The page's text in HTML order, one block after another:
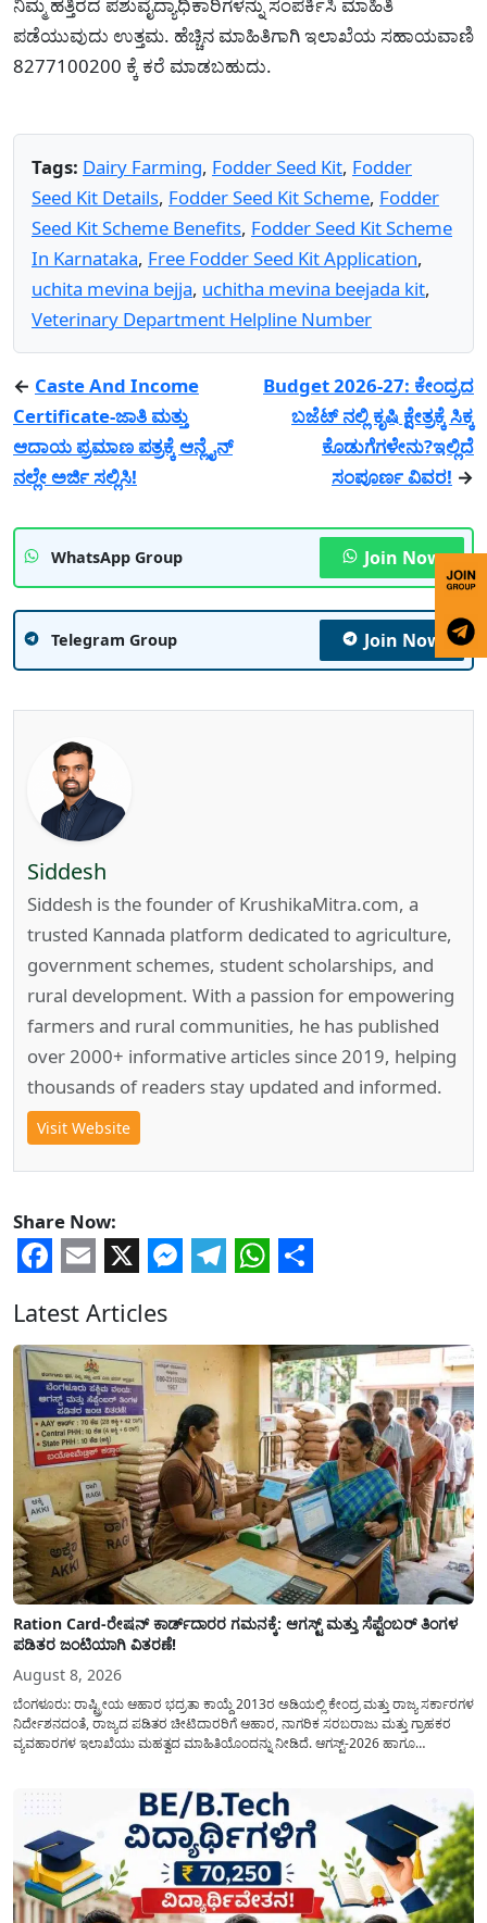
ಪಡೆಯುವುದು ಉತ್ತಮ. ಹೆಚ್ಚಿನ ಮಾಹಿತಿಗಾಗಿ ಇಲಾಖೆಯ ಸಹಾಯವಾಣಿ
8277100200 ಕ್ಕೆ ಕರೆ ಮಾಡಬಹುದು.
Tags: Dairy Farming, Fodder Seed Kit, Fodder
Seed Kit Details, Fodder Seed Kit Scheme, Fodder
Seed Kit Scheme Benefits, Fodder Seed Kit Scheme
In Karnataka, Free Fodder Seed Kit Application,
uchita mevina bejja, uchitha mevina beejada kit,
Veterinary Department Helpline Number
← Caste And Income
Certificate-ಜಾತಿ ಮತ್ತು
ಆದಾಯ ಪ್ರಮಾಣ ಪತ್ರಕ್ಕೆ ಆನ್ಲೈನ್
ನಲ್ಲೇ ಅರ್ಜಿ ಸಲ್ಲಿಸಿ!
Budget 2026-27: ಕೇಂದ್ರದ
ಬಜೆಟ್ ನಲ್ಲಿ ಕೃಷಿ ಕ್ಷೇತ್ರಕ್ಕೆ ಸಿಕ್ಕ
ಕೊಡುಗೆಗಳೇನು?ಇಲ್ಲಿದೆ
ಸಂಪೂರ್ಣ ವಿವರ! →
WhatsApp Group Join Now
Telegram Group Join Now
Siddesh
Siddesh is the founder of KrushikaMitra.com, a
trusted Kannada platform dedicated to agriculture,
government schemes, student scholarships, and
rural development. With a passion for empowering
farmers and rural communities, he has published
over 2000+ informative articles since 2019, helping
thousands of readers stay updated and informed.
Visit Website
Share Now:
Latest Articles
Ration Card-ರೇಷನ್ ಕಾರ್ಡ್‍ದಾರರ ಗಮನಕ್ಕೆ: ಆಗಸ್ಟ್ ಮತ್ತು ಸೆಪ್ಟೆಂಬರ್ ತಿಂಗಳ
ಪಡಿತರ ಜಂಟಿಯಾಗಿ ವಿತರಣೆ!
August 8, 2026
ಬೆಂಗಳೂರು: ರಾಷ್ಟ್ರೀಯ ಆಹಾರ ಭದ್ರತಾ ಕಾಯ್ದೆ 2013ರ ಅಡಿಯಲ್ಲಿ ಕೇಂದ್ರ ಮತ್ತು ರಾಜ್ಯ ಸರ್ಕಾರಗಳ
ನಿರ್ದೇಶನದಂತೆ, ರಾಜ್ಯದ ಪಡಿತರ ಚೀಟಿದಾರರಿಗೆ ಆಹಾರ, ನಾಗರಿಕ ಸರಬರಾಜು ಮತ್ತು ಗ್ರಾಹಕರ
ವ್ಯವಹಾರಗಳ ಇಲಾಖೆಯು ಮಹತ್ವದ ಮಾಹಿತಿಯೊಂದನ್ನು ನೀಡಿದೆ. ಆಗಸ್ಟ್-2026 ಹಾಗೂ